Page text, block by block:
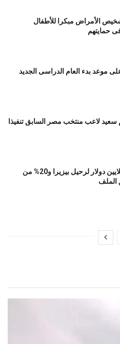
الأمراض مبكرا للأطفال
حمايتهم
بدء العام الدراسى الجديد
سعيد لاعب منتخب مصر السابق تنفيذا
الزمالك يطلب 6 ملايين دولار لرحيل بيزيرا و20% من
الملف